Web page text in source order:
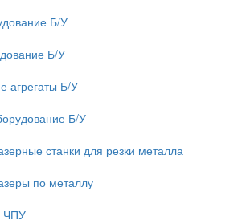
Б/У
Б/У
агрегаты Б/У
Б/У
станки для резки металла
по металлу
ЧПУ